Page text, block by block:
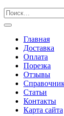
Главная
Доставка
Оплата
Порезка
Отзывы
Статьи
Контакты
Карта сайта